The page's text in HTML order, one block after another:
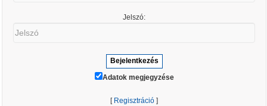
Jelszó:
Adatok megjegyzése
[ Regisztráció ]